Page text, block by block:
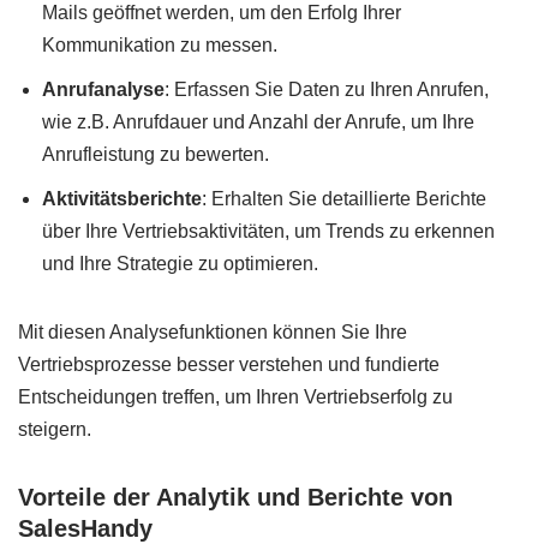
Mails geöffnet werden, um den Erfolg Ihrer
Kommunikation zu messen.
Anrufanalyse: Erfassen Sie Daten zu Ihren Anrufen,
wie z.B. Anrufdauer und Anzahl der Anrufe, um Ihre
Anrufleistung zu bewerten.
Aktivitätsberichte: Erhalten Sie detaillierte Berichte
über Ihre Vertriebsaktivitäten, um Trends zu erkennen
und Ihre Strategie zu optimieren.
Mit diesen Analysefunktionen können Sie Ihre
Vertriebsprozesse besser verstehen und fundierte
Entscheidungen treffen, um Ihren Vertriebserfolg zu
steigern.
Vorteile der Analytik und Berichte von
SalesHandy